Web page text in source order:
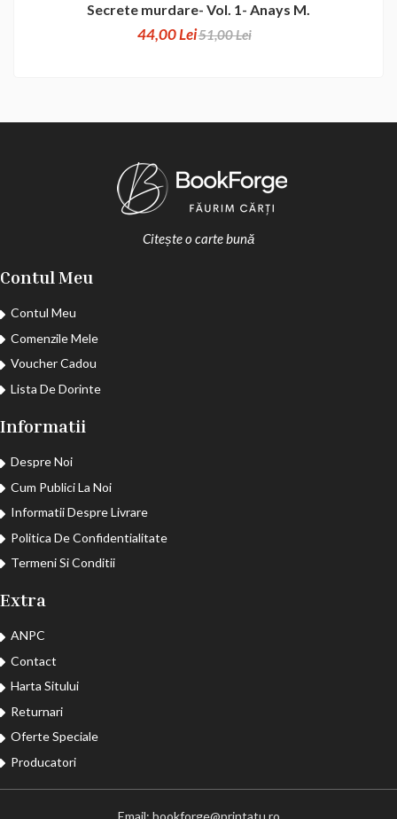
Secrete murdare- Vol. 1- Anays M.
44,00 Lei51,00 Lei
Citește o carte bună
Contul Meu
Contul Meu
Comenzile Mele
Voucher Cadou
Lista De Dorinte
Informatii
Despre Noi
Cum Publici La Noi
Informatii Despre Livrare
Politica De Confidentialitate
Termeni Si Conditii
Extra
ANPC
Contact
Harta Sitului
Returnari
Oferte Speciale
Producatori